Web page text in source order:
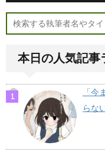
本日の人気記事
「
らな